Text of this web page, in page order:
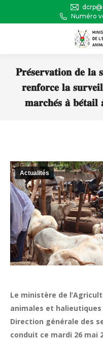
Numéro
𝐏𝐫𝐞́𝐬𝐞𝐫𝐯𝐚𝐭𝐢𝐨𝐧 𝐝𝐞
𝐫𝐞𝐧𝐟𝐨𝐫𝐜𝐞 𝐥𝐚
𝐦𝐚𝐫𝐜𝐡𝐞́𝐬 𝐚̀ 𝐛𝐞́𝐭𝐚𝐢𝐥
Actualités
Le ministère de
animales et halieutiques
Direction générale des
conduit ce mardi 26 mai